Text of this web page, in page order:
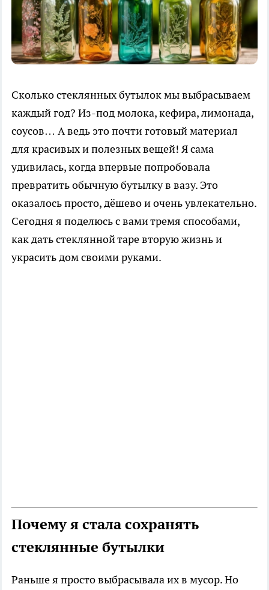
Сколько стеклянных бутылок мы выбрасываем
каждый год? Из-под молока, кефира, лимонада,
соусов… А ведь это почти готовый материал
для красивых и полезных вещей! Я сама
удивилась, когда впервые попробовала
превратить обычную бутылку в вазу. Это
оказалось просто, дёшево и очень увлекательно.
Сегодня я поделюсь с вами тремя способами,
как дать стеклянной таре вторую жизнь и
украсить дом своими руками.
Почему я стала сохранять
стеклянные бутылки
Раньше я просто выбрасывала их в мусор. Но